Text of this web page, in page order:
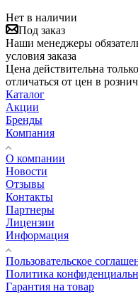
Нет в наличии
Под заказ
Наши менеджеры
условия заказа
Цена действительна
отличаться от цен в
Каталог
Акции
Бренды
Компания
О компании
Новости
Отзывы
Контакты
Партнеры
Лицензии
Информация
Пользовательское
Политика
Гарантия на товар